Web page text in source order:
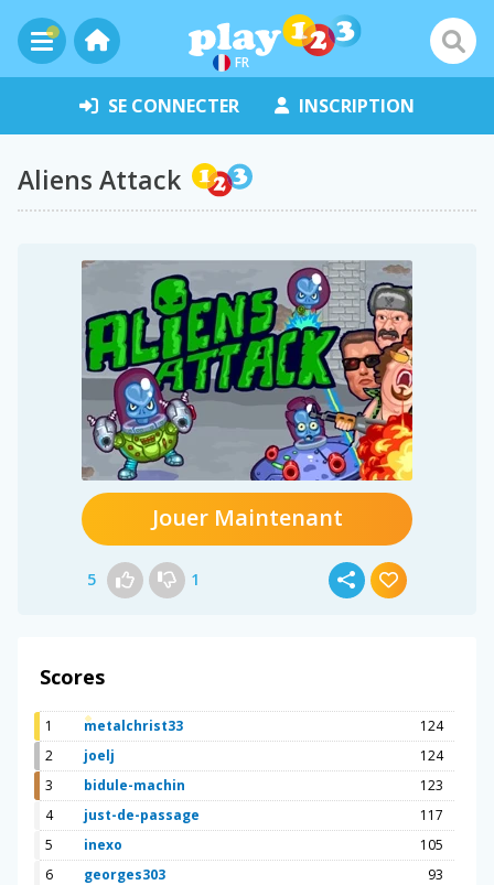
FR
SE CONNECTER INSCRIPTION
Aliens Attack
Jouer Maintenant
5 1
Scores
1 metalchrist33
124
2
joelj
124
3
bidule-machin
123
4
just-de-passage
117
5
inexo
105
6
georges303
93